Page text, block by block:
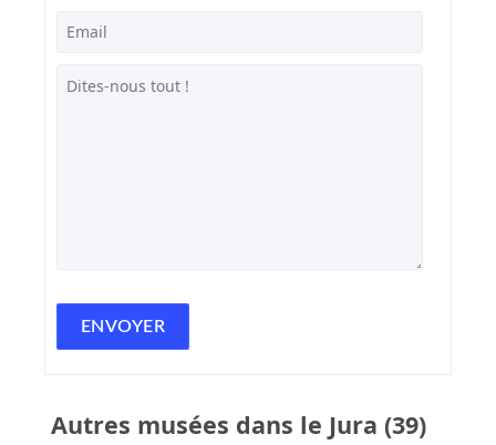
Autres musées dans le Jura (39)